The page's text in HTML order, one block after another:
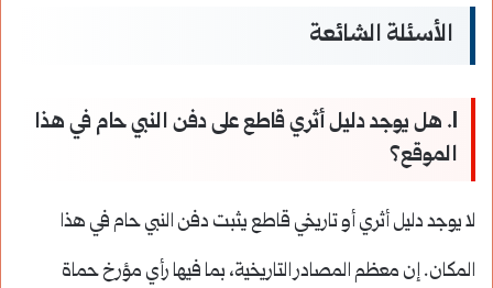
الأسئلة الشائعة
1. هل يوجد دليل أثري قاطع على دفن النبي حام في هذا
الموقع؟
لا يوجد دليل أثري أو تاريخي قاطع يثبت دفن النبي حام في هذا
المكان. إن معظم المصادر التاريخية، بما فيها رأي مؤرخ حماة